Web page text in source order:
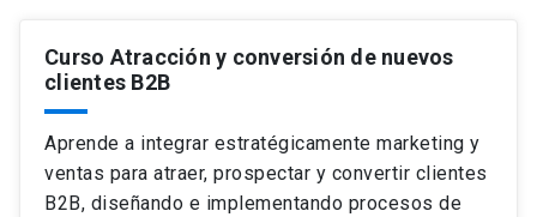
Curso Atracción y conversión de nuevos
clientes B2B
Aprende a integrar estratégicamente marketing y
ventas para atraer, prospectar y convertir clientes
B2B, diseñando e implementando procesos de